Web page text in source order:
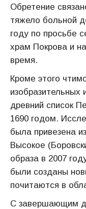
Обретение
тяжело больной
году по просьбе
храм Покрова и
время.
Кроме этого
изобразительных
древний список
1690 годом.
была привезена
Высокое
образа в 2007
были созданы
почитаются в
С завершающим